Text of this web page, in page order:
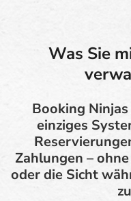
Was Sie
Booking
einziges
Zahlungen –
oder die Sicht